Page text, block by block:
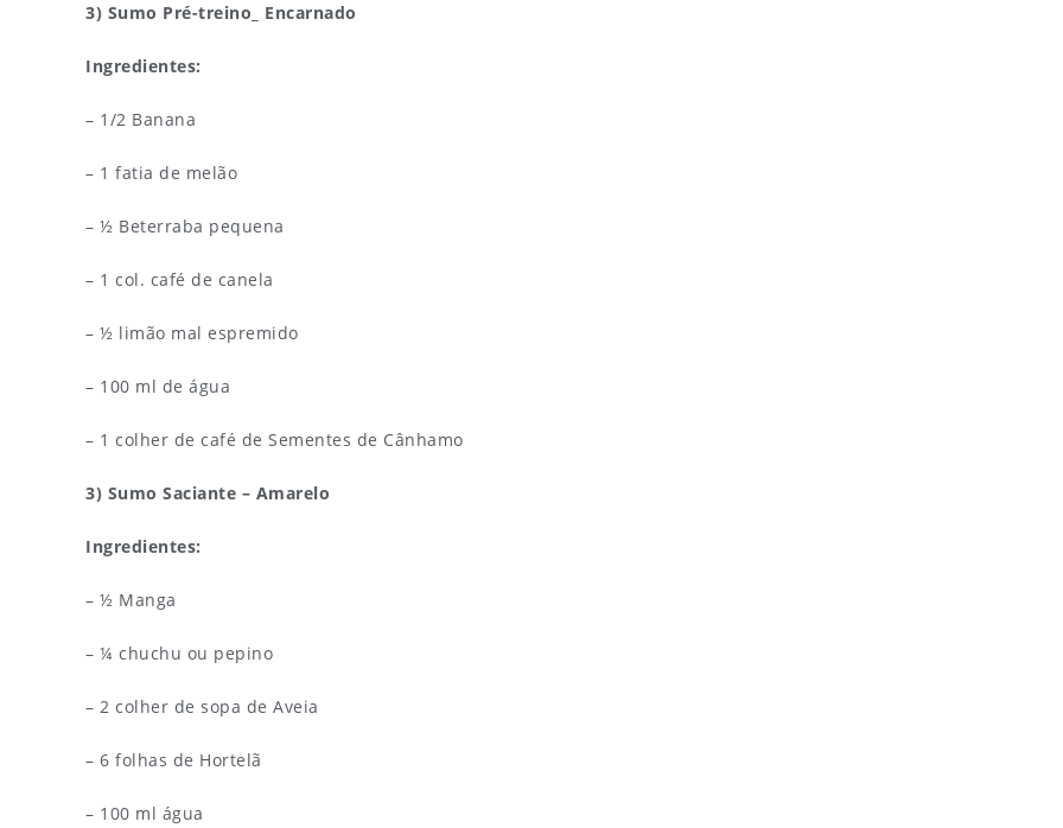
3) Sumo Pré-treino_ Encarnado
Ingredientes:
– 1/2 Banana
– 1 fatia de melão
– ½ Beterraba pequena
– 1 col. café de canela
– ½ limão mal espremido
– 100 ml de água
– 1 colher de café de Sementes de Cânhamo
3) Sumo Saciante – Amarelo
Ingredientes:
– ½ Manga
– ¼ chuchu ou pepino
– 2 colher de sopa de Aveia
– 6 folhas de Hortelã
– 100 ml água